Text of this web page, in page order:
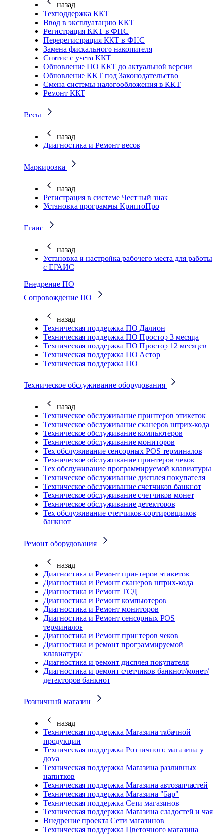
назад
Техподдержка ККТ
Ввод в эксплуатацию ККТ
Регистрация ККТ в ФНС
Перерегистрация ККТ в ФНС
Замена фискального накопителя
Снятие с учета ККТ
Обновление ПО ККТ до актуальной версии
Обновление ККТ под Законодательство
Смена системы налогообложения в ККТ
Ремонт ККТ
Весы
назад
Диагностика и Ремонт весов
Маркировка
назад
Регистрация в системе Честный знак
Установка программы КриптоПро
Егаис
назад
Установка и настройка рабочего места для работы
с ЕГАИС
Внедрение ПО
Сопровождение ПО
назад
Техническая поддержка ПО Далион
Техническая поддержка ПО Простор 3 месяца
Техническая поддержка ПО Простор 12 месяцев
Техническая поддержка ПО Астор
Техническая поддержка ПО
Техническое обслуживание оборудования
назад
Техническое обслуживание принтеров этикеток
Техническое обслуживание сканеров штрих-кода
Техническое обслуживание компьютеров
Техническое обслуживание мониторов
Тех обслуживание сенсорных POS терминалов
Техническое обслуживание принтеров чеков
Тех обслуживание программируемой клавиатуры
Техническое обслуживание дисплея покупателя
Техническое обслуживание счетчиков банкнот
Техническое обслуживание счетчиков монет
Техническое обслуживание детекторов
Тех обслуживание счетчиков-сортировщиков
банкнот
Ремонт оборудования
назад
Диагностика и Ремонт принтеров этикеток
Диагностика и Ремонт сканеров штрих-кода
Диагностика и Ремонт ТСД
Диагностика и Ремонт компьютеров
Диагностика и Ремонт мониторов
Диагностика и Ремонт сенсорных POS
терминалов
Диагностика и Ремонт принтеров чеков
Диагностика и ремонт программируемой
клавиатуры
Диагностика и ремонт дисплея покупателя
Диагностика и ремонт счетчиков банкнот/монет/
детекторов банкнот
Розничный магазин
назад
Техническая поддержка Магазина табачной
продукции
Техническая поддержка Розничного магазина у
дома
Техническая поддержка Магазина разливных
напитков
Техническая поддержка Магазина автозапчастей
Техническая поддержка Магазина "Бар"
Техническая поддержка Сети магазинов
Техническая поддержка Магазина сладостей и чая
Внедрение проекта Сети магазинов
Техническая поддержка Цветочного магазина